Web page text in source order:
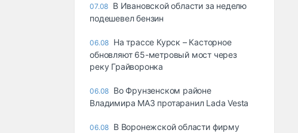
07.08 В Ивановской области за неделю
подешевел бензин
06.08 На трассе Курск – Касторное
обновляют 65-метровый мост через
реку Грайворонка
06.08 Во Фрунзенском районе
Владимира МАЗ протаранил Lada Vesta
06.08 В Воронежской области фирму